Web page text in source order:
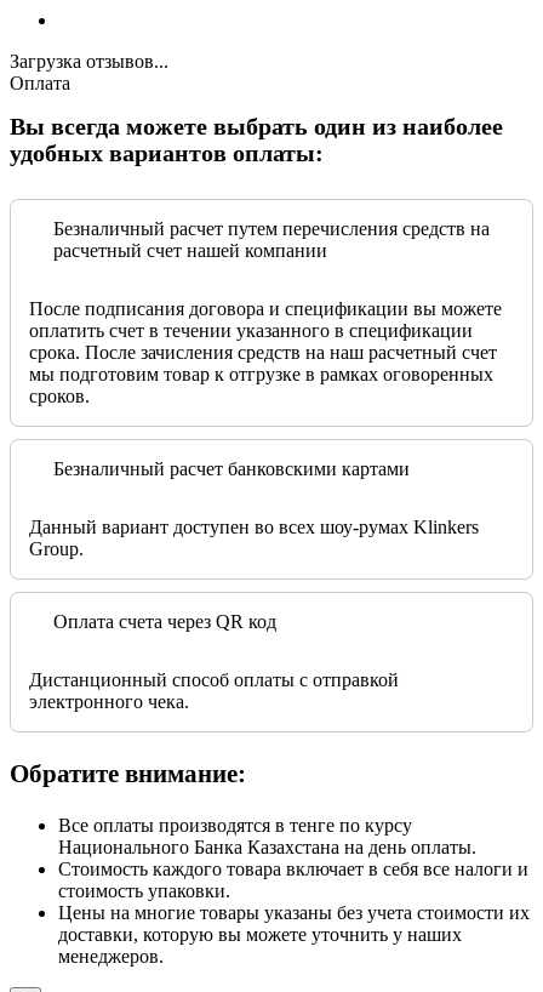
Загрузка отзывов...
Оплата
Вы всегда можете выбрать один из наиболее
удобных вариантов оплаты:
Безналичный расчет путем перечисления средств на
расчетный счет нашей компании
После подписания договора и спецификации вы можете
оплатить счет в течении указанного в спецификации
срока. После зачисления средств на наш расчетный счет
мы подготовим товар к отгрузке в рамках оговоренных
сроков.
Безналичный расчет банковскими картами
Данный вариант доступен во всех шоу-румах Klinkers
Group.
Оплата счета через QR код
Дистанционный способ оплаты с отправкой
электронного чека.
Обратите внимание:
Все оплаты производятся в тенге по курсу
Национального Банка Казахстана на день оплаты.
Стоимость каждого товара включает в себя все налоги и
стоимость упаковки.
Цены на многие товары указаны без учета стоимости их
доставки, которую вы можете уточнить у наших
менеджеров.